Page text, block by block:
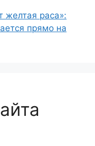
желтая раса»:
прямо на